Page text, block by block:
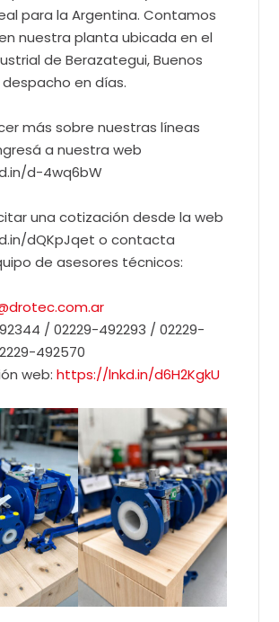
para la Argentina. Contamos
nuestra planta ubicada en el
de Berazategui, Buenos
despacho en días.
más sobre nuestras líneas
a nuestra web
d-4wq6bW
una cotización desde la web
dQKpJqet o contacta
de asesores técnicos:
/ 02229-492293 / 02229-
492570
web: https://lnkd.in/d6H2KgkU